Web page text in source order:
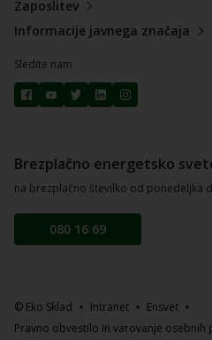
Zaposlitev
Informacije javnega značaja
Sledite nam
Brezplačno energetsko
na brezplačno številko od ponedeljka
080 16 69
© Eko Sklad Intranet
Ensvet
Pravno obvestilo in varovanje osebnih